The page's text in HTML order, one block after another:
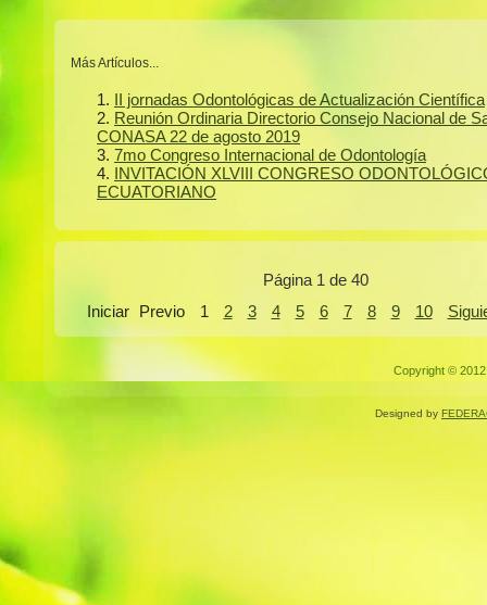
Más Artículos...
II jornadas Odontológicas de Actualización Científica
Reunión Ordinaria Directorio Consejo Nacional de
CONASA 22 de agosto 2019
7mo Congreso Internacional de Odontología
INVITACIÓN XLVIII CONGRESO
ECUATORIANO
Página 1 de 40
Iniciar
Previo 1 2 3 4 5 6 7 8 9 10
Copyright ©
Designed by